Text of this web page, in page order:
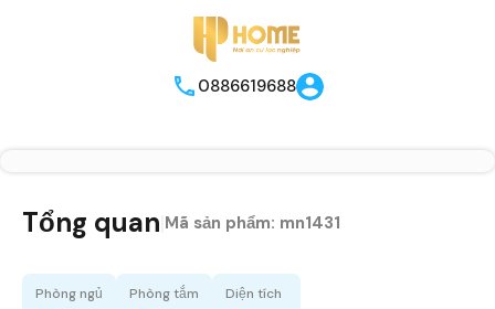
0886619688
Tổng quan Mã sản phẩm: mn1431
Phòng ngủ
Phòng tắm
Diện tích